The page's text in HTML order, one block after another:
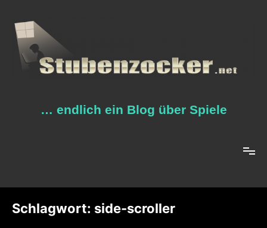
Inhalt
springen
… endlich ein Blog über Spiele
Schlagwort: side-scroller